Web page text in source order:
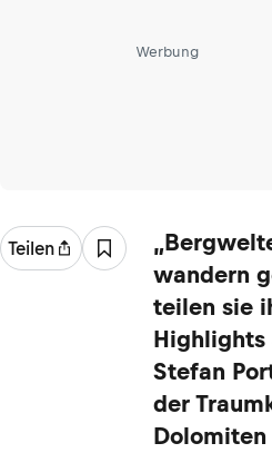
Werbung
Teilen
wandern
teilen sie
Highlights
Stefan
der